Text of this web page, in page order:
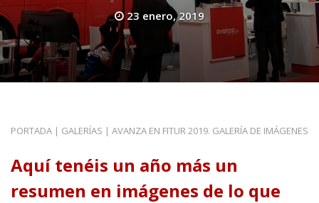
23 enero, 2019
PORTADA | GALERÍAS | AVANZA EN FITUR 2019. GALERÍA DE IMÁGENES
Aquí tenéis un año más un
resumen en imágenes de lo que